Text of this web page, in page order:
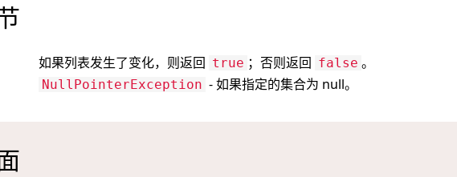
如果列表发生了变化，则返回 true ；否则返回 false 。
NullPointerException - 如果指定的集合为 null。